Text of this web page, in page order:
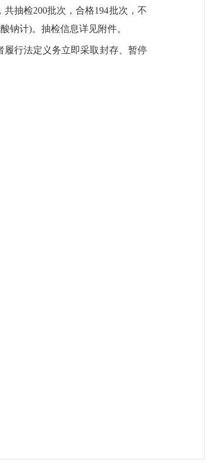
， 共抽检200批次 ，合格194批次，不
钠计)。抽检信息详见附件。
履行法定义务立即采取封存、暂停